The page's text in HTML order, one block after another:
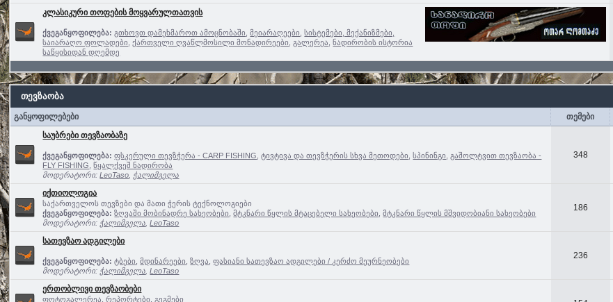
კლასიკური თოფების მოყვარულთათვის
ქვეგანყოფილება: გთხოვთ დამეხმაროთ ამოცნობაში ,მეიარაღეები ,სისტემები, მექანიზმები,
საიარაღო ფოლადები ,ქართველი ღვაწლმოსილი მონადირეები ,გალერეა ,ნადირობის ისტორია
საწყისიდან დღემდე
თევზაობა
განყოფილებები თემები
საუბრები თევზაობაზე
ქვეგანყოფილება: ფსკერული თევზჭერა - CARP FISHING ,ტივტივა და თევზჭერის სხვა მეთოდები ,სპინინგი ,გაშოლტვით თევზაობა -
FLY FISHING ,წყალქვეშ ნადირობა
მოდერატორი:LeoTaso ჭალიმგელა
348
იქთიოლოგია
საქართველოს თევზები და მათი ჭერის ტექნოლოგიები
ქვეგანყოფილება: ზღვაში მობინადრე სახეობები ,მტკნარი წყლის მტაცებელი სახეობები ,მტკნარი წყლის მშვიდობიანი სახეობები
მოდერატორი: ჭალიმგელა ,LeoTaso
186
სათევზაო ადგილები
ქვეგანყოფილება: ტბები ,მდინარეები ,ზღვა ,ფასიანი სათევზაო ადგილები / კერძო მეურნეობები
მოდერატორი: ჭალიმგელა ,LeoTaso
236
ერთობლივი თევზაობები
ფოტოგალერეა, რეპორტები, გეგმები